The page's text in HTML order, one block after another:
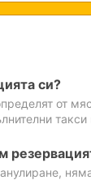
си?
от